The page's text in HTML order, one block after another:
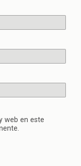
web en este